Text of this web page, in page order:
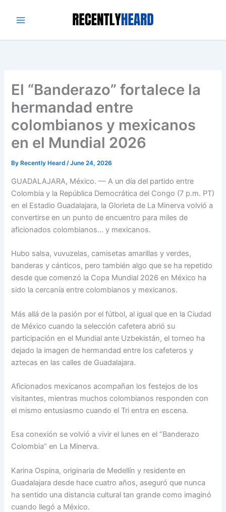
El “Banderazo” fortalece la
hermandad entre
colombianos y mexicanos
en el Mundial 2026
By Recently Heard/June 24, 2026
GUADALAJARA, México. —A un día del partido entre
Colombia y la República Democrática del Congo (7 p.m. PT)
en el Estadio Guadalajara, la Glorieta de La Minerva volvió a
convertirse en un punto de encuentro para miles de
aficionados colombianos… y mexicanos.
Hubo salsa, vuvuzelas, camisetas amarillas y verdes,
banderas y cánticos, pero también algo que se ha repetido
desde que comenzó la Copa Mundial 2026 en México ha
sido la cercanía entre colombianos y mexicanos.
Más allá de la pasión por el fútbol, al igual que en la Ciudad
de México cuando la selección cafetera abrió su
participación en el Mundial ante Uzbekistán, el torneo ha
dejado la imagen de hermandad entre los cafeteros y
aztecas en las calles de Guadalajara.
Aficionados mexicanos acompañan los festejos de los
visitantes, mientras muchos colombianos responden con
el mismo entusiasmo cuando el Tri entra en escena.
Esa conexión se volvió a vivir el lunes en el “Banderazo
Colombia” en La Minerva.
Karina Ospina, originaria de Medellín y residente en
Guadalajara desde hace cuatro años, aseguró que nunca
ha sentido una distancia cultural tan grande como imaginó
cuando llegó a México.